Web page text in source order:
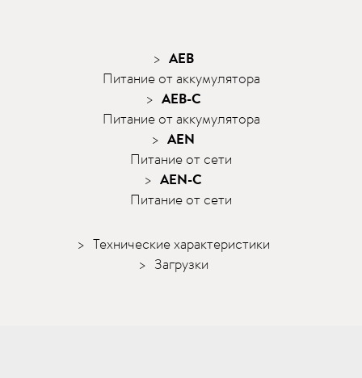
AEB
Питание от аккумулятора
AEB-C
Питание от аккумулятора
AEN
Питание от сети
AEN-C
Питание от сети
Технические характеристики
Загрузки